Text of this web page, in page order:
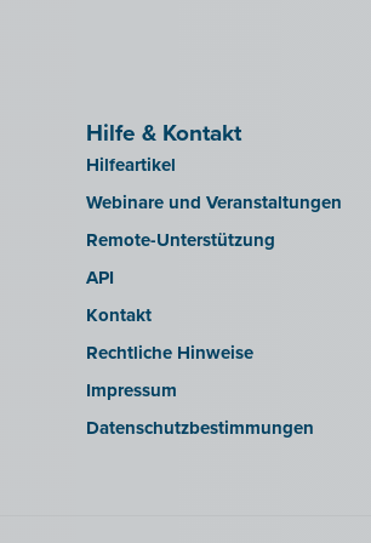
Hilfe & Kontakt
Hilfeartikel
Webinare und Veranstaltungen
Remote-Unterstützung
API
Kontakt
Rechtliche Hinweise
Impressum
Datenschutzbestimmungen